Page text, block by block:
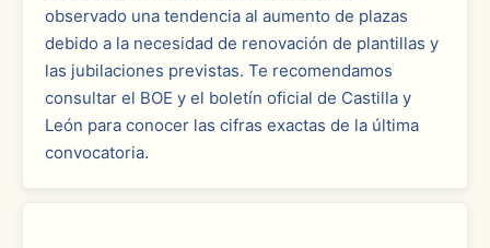
observado una tendencia al aumento de plazas
debido a la necesidad de renovación de plantillas y
las jubilaciones previstas. Te recomendamos
consultar el BOE y el boletín oficial de Castilla y
León para conocer las cifras exactas de la última
convocatoria.